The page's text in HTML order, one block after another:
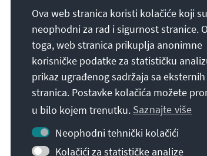
Die Konrad-Adenauer-Stiftung
national und international durch
Bildung für Frieden, Freiheit und
Gerechtigkeit ein. Wir fördern
freiheitliche Demokratie, die
Marktwirtschaft und die
Festigung des Wertekonsenses.
Naša misija
Ova web stranica koristi kolačiće koji su
neophodni za rad i sigurnost stranice.
toga, web stranica prikuplja anonimne
korisničke podatke za statističku
prikaz ugrađenog sadržaja sa eksternih
stranica. Postavke kolačića možete
u bilo kojem trenutku. Saznajte više
Neophodni tehnički kolačići
Kolačići za statističke analize